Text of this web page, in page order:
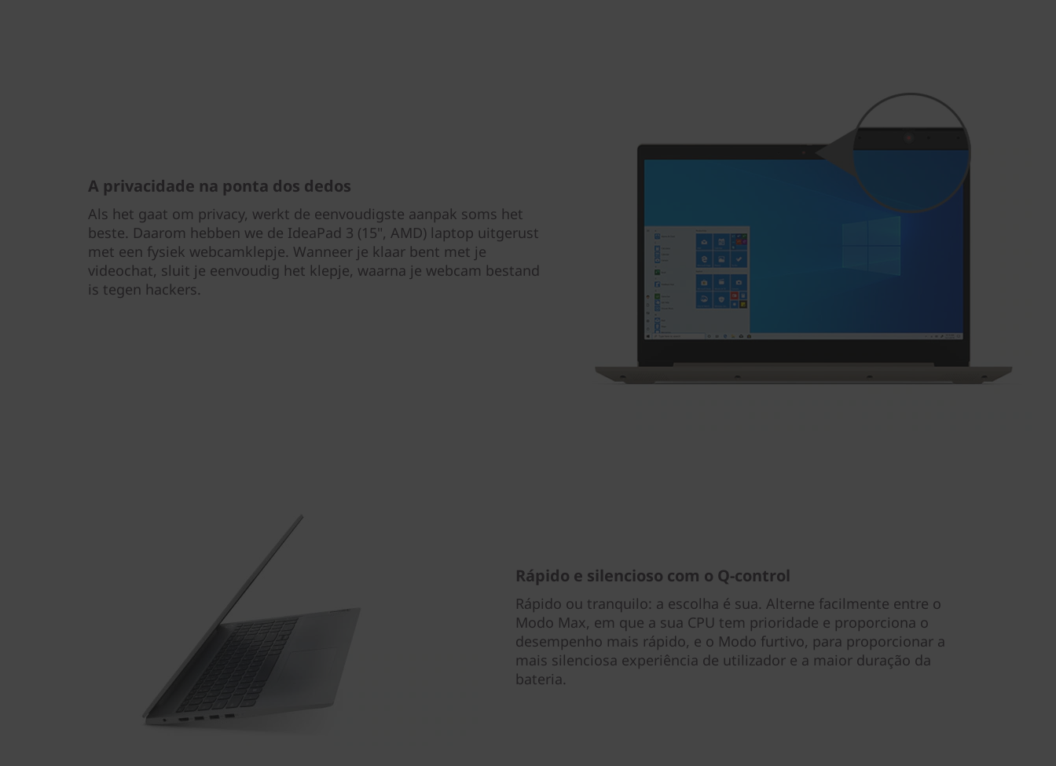
A privacidade na ponta dos dedos
Als het gaat om privacy, werkt de eenvoudigste aanpak soms het
beste. Daarom hebben we de IdeaPad 3 (15", AMD) laptop uitgerust
met een fysiek webcamklepje. Wanneer je klaar bent met je
videochat, sluit je eenvoudig het klepje, waarna je webcam bestand
is tegen hackers.
Rápido e silencioso com o Q-control
Rápido ou tranquilo: a escolha é sua. Alterne facilmente entre o
Modo Max, em que a sua CPU tem prioridade e proporciona o
desempenho mais rápido, e o Modo furtivo, para proporcionar a
mais silenciosa experiência de utilizador e a maior duração da
bateria.